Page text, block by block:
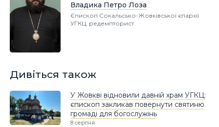
Владика Петро Лоза
Єпископ Сокальсько-Жовківської єпархії
УГКЦ, редемпторист
Дивіться також
У Жовкві відновили давній храм УГКЦ:
єпископ закликав повернути святиню
громаді для богослужінь
8 серпня